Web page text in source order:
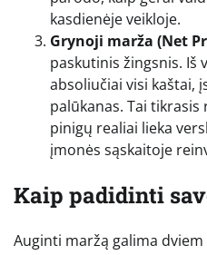
kasdienėje veikloje.
Grynoji marža (Net
paskutinis žingsnis. Iš
absoliučiai visi kaštai,
palūkanas. Tai
pinigų realiai lieka
įmonės sąskaitoje
Kaip padidinti
Auginti maržą galima